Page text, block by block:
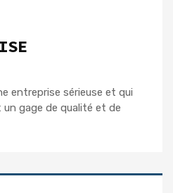
entreprise sérieuse et qui
gage de qualité et de